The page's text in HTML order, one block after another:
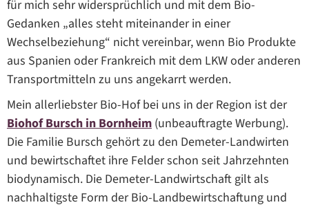
für mich sehr widersprüchlich und mit dem Bio-
Gedanken „alles steht miteinander in einer
Wechselbeziehung“ nicht vereinbar, wenn Bio Produkte
aus Spanien oder Frankreich mit dem LKW oder anderen
Transportmitteln zu uns angekarrt werden.
Mein allerliebster Bio-Hof bei uns in der Region ist der
Biohof Bursch in Bornheim (unbeauftragte Werbung).
Die Familie Bursch gehört zu den Demeter-Landwirten
und bewirtschaftet ihre Felder schon seit Jahrzehnten
biodynamisch. Die Demeter-Landwirtschaft gilt als
nachhaltigste Form der Bio-Landbewirtschaftung und